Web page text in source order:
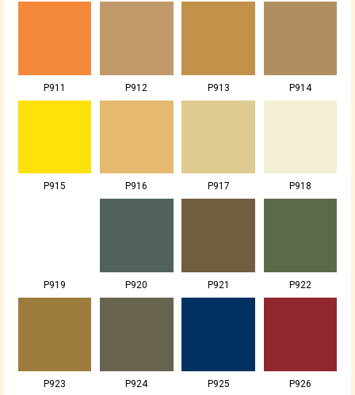
P911 P912 P913 P914
P915 P916 P917 P918
P919 P920 P921 P922
P923 P924 P925 P926